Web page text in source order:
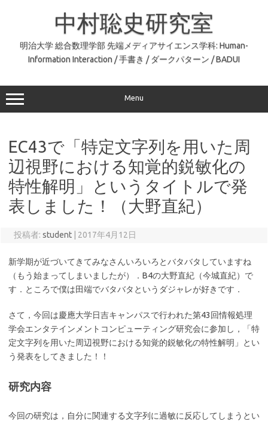
中村聡史研究室
明治大学 総合数理学部 先端メディアサイエンス学科: Human-
Information Interaction / 手書き / ダークパターン / BADUI
Menu
EC43で「特定文字列を用いた周
辺視野における知覚的鋭敏化の
特性解明」というタイトルで発
表しました！（大野直紀）
投稿者: student 2017年4月12日
新学期が近づいてきてみなさんいろいろとバタバタしていますね
（もう始まってしまいましたが）．B4の大野直紀（今城直紀）で
す．ところで僕は田端でバタバタというダジャレが好きです．
さて，今回は慶應大学日吉キャンパスで行われた第43回情報処理
学会エンタテインメントコンピューティング研究会に参加し，「特
定文字列を用いた周辺視野における知覚的鋭敏化の特性解明」とい
う発表をしてきました！！
研究内容
今回の研究は，自分に関連する文字列に過敏に反応してしまうとい